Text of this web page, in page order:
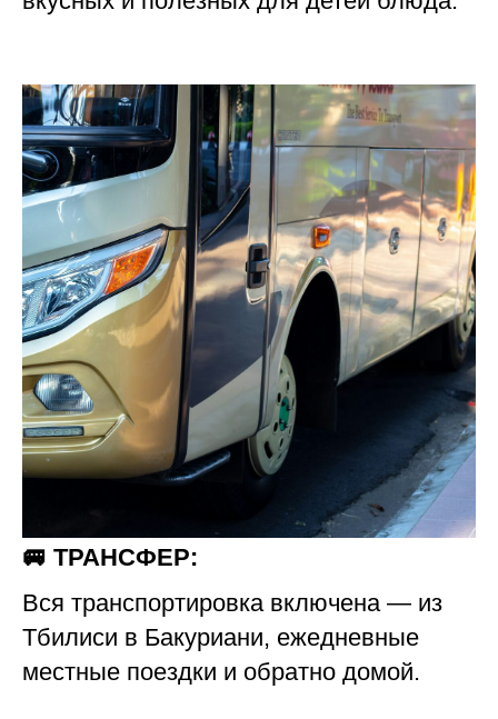
🚐 ТРАНСФЕР:
Вся транспортировка включена — из
Тбилиси в Бакуриани, ежедневные
местные поездки и обратно домой.